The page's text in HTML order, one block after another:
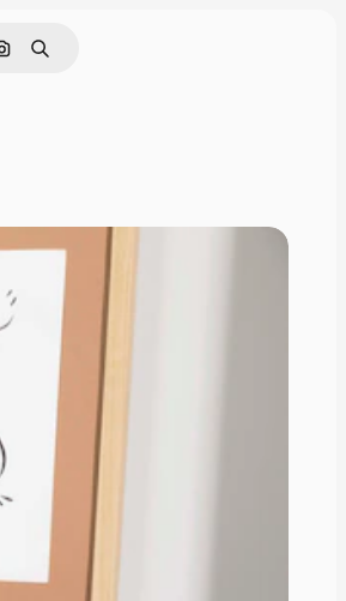
Buscar por imagen
Buscar